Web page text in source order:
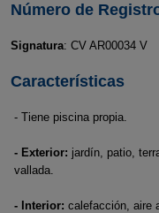
Número de
Signatura: CV AR00034 V
Características
- Tiene piscina propia.
- Exterior: jardín, patio,
vallada.
- Interior: calefacción, aire